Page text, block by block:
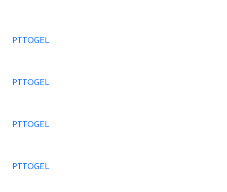
PTTOGEL
PTTOGEL
PTTOGEL
PTTOGEL